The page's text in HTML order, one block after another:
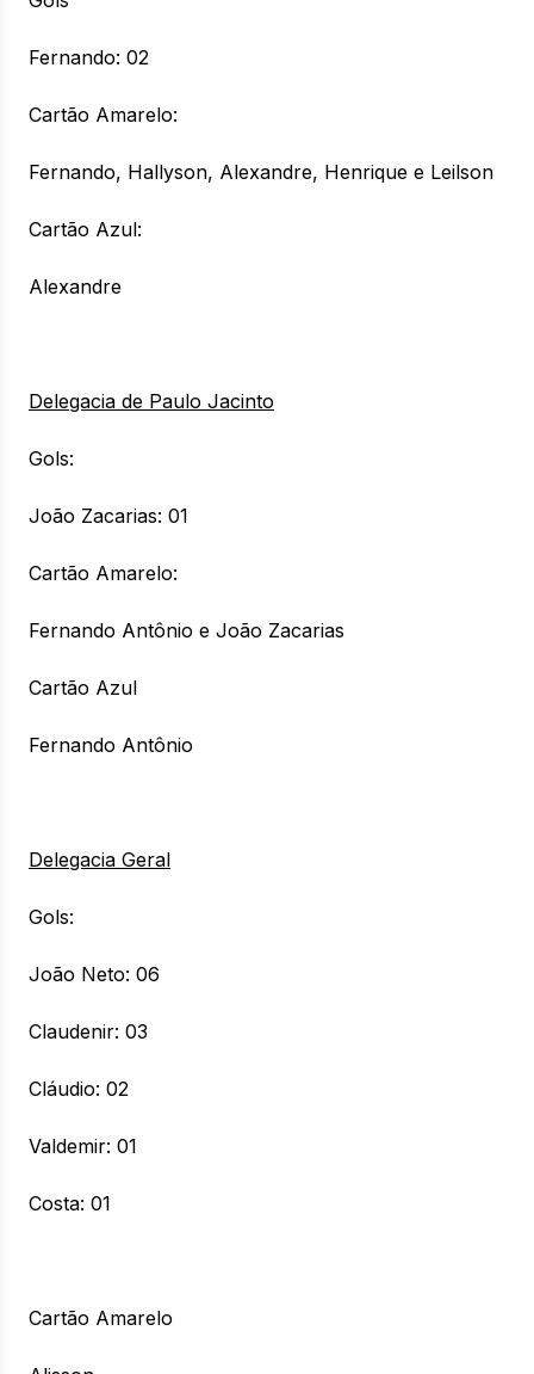
Fernando: 02
Cartão Amarelo:
Fernando, Hallyson, Alexandre, Henrique e Leilson
Cartão Azul:
Alexandre
Delegacia de Paulo Jacinto
Gols:
João Zacarias: 01
Cartão Amarelo:
Fernando Antônio e João Zacarias
Cartão Azul
Fernando Antônio
Delegacia Geral
Gols:
João Neto: 06
Claudenir: 03
Cláudio: 02
Valdemir: 01
Costa: 01
Cartão Amarelo